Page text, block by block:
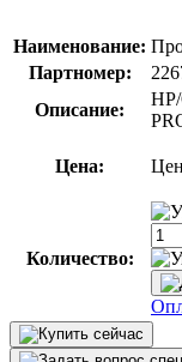
Наименование:
Партномер:
Описание:
Цена:
Количество: